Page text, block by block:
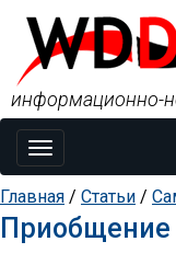
Toggle
navigation
информационно-
Главная / Статьи /